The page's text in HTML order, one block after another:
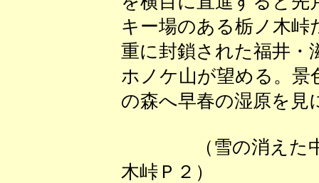
キー場のある栃ノ木
重に封鎖された福井・
ホノケ山が望める。景
の森へ早春の湿原を見
（雪の消え
木峠Ｐ２） （